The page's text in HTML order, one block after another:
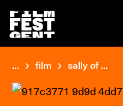
... film sally of ...